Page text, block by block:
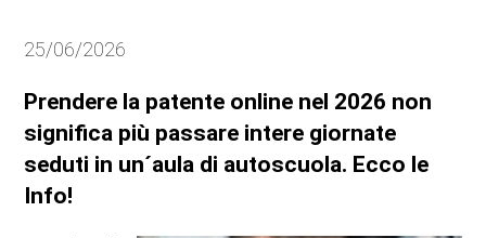
Tecnologia
Anteprime
Novità
25/06/2026
Prendere la patente online nel 2026 non
significa più passare intere giornate
seduti in un´aula di autoscuola. Ecco le
Info!